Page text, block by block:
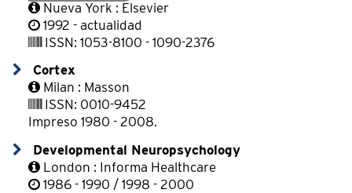
Nueva York : Elsevier
1992 - actualidad
ISSN: 1053-8100 - 1090-2376
Cortex
Milan : Masson
ISSN: 0010-9452
Impreso 1980 - 2008.
Developmental Neuropsychology
London : Informa Healthcare
1986 - 1990 / 1998 - 2000